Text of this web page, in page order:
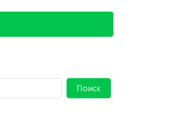
Поиск